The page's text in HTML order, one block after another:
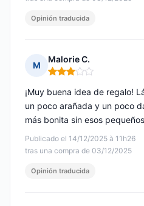
Opinión traducida
M
Malorie C.
Nota: 3 de 5
Publicado el 14/12/2025 à 11h26
tras una compra de 03/12/2025
¡Muy buena idea de regalo!
un poco arañada y un poco
más bonita sin esos
Opinión traducida